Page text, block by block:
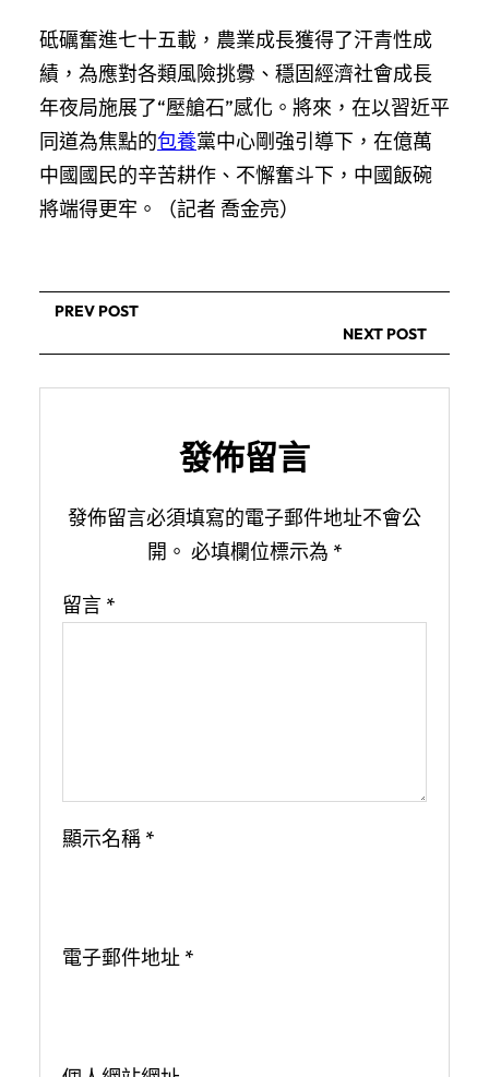
砥礪奮進七十五載，農業成長獲得了汗青性成
績，為應對各類風險挑釁、穩固經濟社會成長
年夜局施展了“壓艙石”感化。將來，在以習近平
同道為焦點的包養黨中心剛強引導下，在億萬
中國國民的辛苦耕作、不懈奮斗下，中國飯碗
將端得更牢。（記者 喬金亮）
PREV POST
NEXT POST
發佈留言
發佈留言必須填寫的電子郵件地址不會公
開。 必填欄位標示為 *
留言 *
顯示名稱 *
電子郵件地址 *